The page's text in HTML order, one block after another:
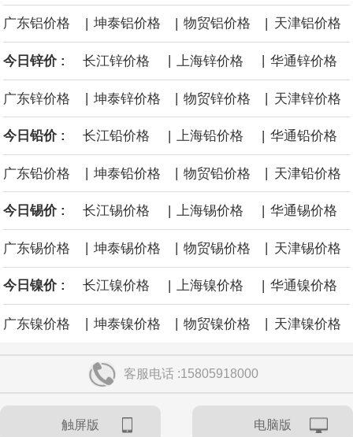
危及了经由红海向东运输原油的替代路线，但沙特方面仍下调了价
格。
广东铝价格 | 坤泰铝价格 | 物贸铝价格 | 天津铝价格
今日锌价 : 长江锌价格 上海锌价格 华通锌价格
广东锌价格 | 坤泰锌价格 | 物贸锌价格 | 天津锌价格
今日铅价 : 长江铅价格 | 上海铅价格 | 华通铅价格
广东铅价格 坤泰铅价格 物贸铅价格 天津铅价格
今日锡价 : 长江锡价格 | 上海锡价格 | 华通锡价格
广东锡价格 坤泰锡价格 物贸锡价格 天津锡价格
今日镍价 : 长江镍价格 | 上海镍价格 | 华通镍价格
广东镍价格 | 坤泰镍价格 | 物贸镍价格 | 天津镍价格
客服电话 :15805918000
触屏版 电脑版